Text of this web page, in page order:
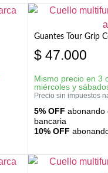
Guantes Tour Grip
$ 47.000
Mismo precio en 3
miércoles y
Precio sin impuestos
5% OFF abonando
bancaria
10% OFF